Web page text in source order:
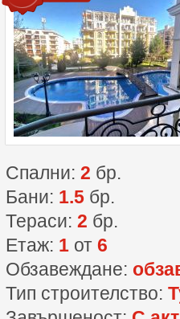
Спални: 2 бр.
Бани: 1.5 бр.
Тераси: 2 бр.
Етаж: 1 от 6
Обзавеждане:
Тип строителство: